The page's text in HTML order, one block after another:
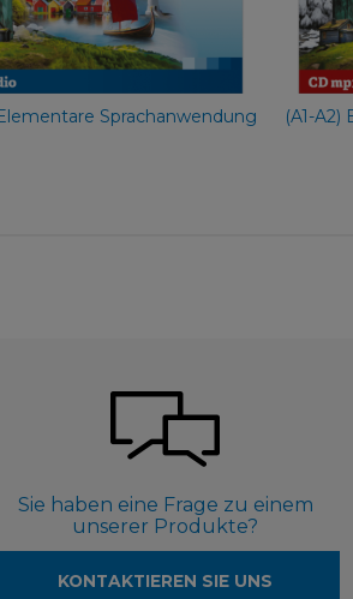
Sprachanwendung
54,90 €
(A1-
Sie haben eine Frage zu einem
unserer Produkte?
KONTAKTIEREN SIE UNS